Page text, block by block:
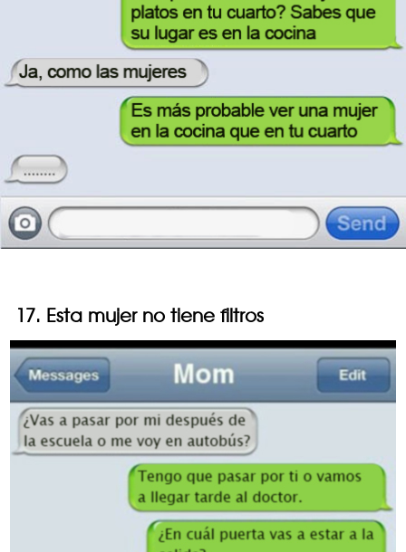
17. Esta mujer no tiene filtros